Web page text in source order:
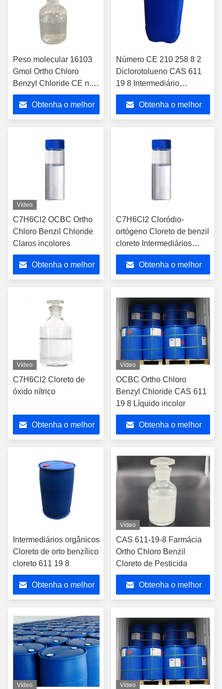
Peso molecular 16103
Gmol Ortho Chloro
Benzyl Chloride CE n.o
2102588 Intermediário
químico para síntese
orgânica e industrial
Obtenha o melhor
Número CE 210 258 8 2
Diclorotolueno CAS 611
19 8 Intermediário
Químico Industrial para
Síntese Orgânica e
Laboratório
Obtenha o melhor
Vídeo
C7H6Cl2 OCBC Ortho
Chloro Benzil Chloride
Claros incolores
Obtenha o melhor
C7H6Cl2 Cloródio-
ortógeno Cloreto de benzil
cloreto Intermediários
orgânicos
Obtenha o melhor
Vídeo
C7H6Cl2 Cloreto de
óxido nítrico
Obtenha o melhor
Vídeo
OCBC Ortho Chloro
Benzyl Chloride CAS 611
19 8 Líquido incolor
Obtenha o melhor
Intermediários orgânicos
Cloreto de orto benzílico
cloreto 611 19 8
Obtenha o melhor
Vídeo
CAS 611-19-8 Farmácia
Ortho Chloro Benzil
Cloreto de Pesticida
Obtenha o melhor
Vídeo Vídeo